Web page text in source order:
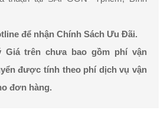
để nhận Chính Sách Ưu Đãi.
Giá trên chưa bao gồm phí vận
được tính theo phí dịch vụ vận
đơn hàng.